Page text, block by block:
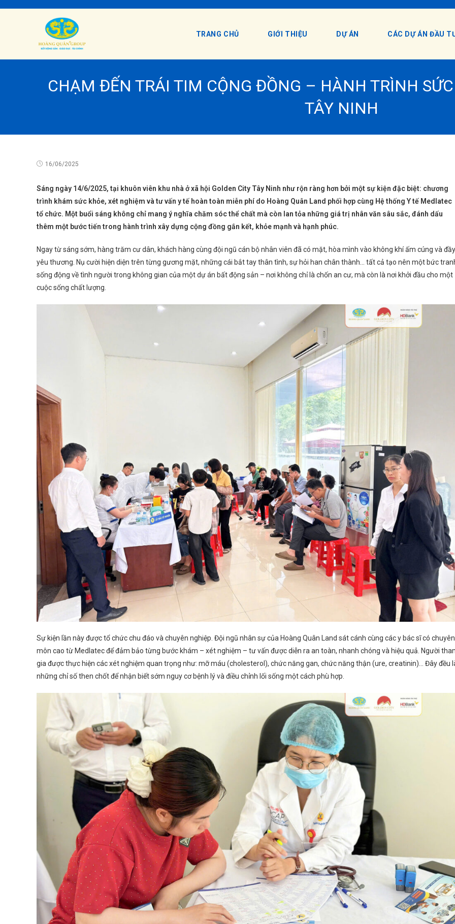
TRANG CHỦ GIỚI THIỆU DỰ ÁN CÁC DỰ ÁN ĐẦU
CHẠM ĐẾN TRÁI TIM CỘNG ĐỒNG – HÀNH TRÌNH
TÂY NINH
16/06/2025
Sáng ngày 14/6/2025, tại khuôn viên khu nhà ở xã hội Golden City Tây Ninh như rộn ràng hơn bởi một sự kiện đặc biệt: chương
trình khám sức khỏe, xét nghiệm và tư vấn y tế hoàn toàn miễn phí do Hoàng Quân Land phối hợp cùng Hệ thống Y tế Medlatec
tổ chức. Một buổi sáng không chỉ mang ý nghĩa chăm sóc thể chất mà còn lan tỏa những giá trị nhân văn sâu sắc, đánh dấu
thêm một bước tiến trong hành trình xây dựng cộng đồng gắn kết, khỏe mạnh và hạnh phúc.
Ngay từ sáng sớm, hàng trăm cư dân, khách hàng cùng đội ngũ cán bộ nhân viên đã có mặt, hòa mình vào không khí ấm cúng và đầy
yêu thương. Nụ cười hiện diện trên từng gương mặt, những cái bắt tay thân tình, sự hỏi han chân thành… tất cả tạo nên một bức
sống động về tình người trong không gian của một dự án bất động sản – nơi không chỉ là chốn an cư, mà còn là nơi khởi đầu cho một
cuộc sống chất lượng.
Sự kiện lần này được tổ chức chu đáo và chuyên nghiệp. Đội ngũ nhân sự của Hoàng Quân Land sát cánh cùng các y bác sĩ có chuyên
môn cao từ Medlatec để đảm bảo từng bước khám – xét nghiệm – tư vấn được diễn ra an toàn, nhanh chóng và hiệu quả. Người
gia được thực hiện các xét nghiệm quan trọng như: mỡ máu (cholesterol), chức năng gan, chức năng thận (ure, creatinin)… Đây đều
những chỉ số then chốt để nhận biết sớm nguy cơ bệnh lý và điều chỉnh lối sống một cách phù hợp.